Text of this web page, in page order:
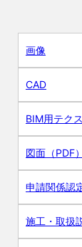
画像
CAD
BIM用テク
図面（PDF）
申請関係認
施工・取扱